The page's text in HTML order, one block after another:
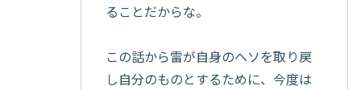
ることだからな。
この話から雷が自身のヘソを取り戻
し自分のものとするために、今度は